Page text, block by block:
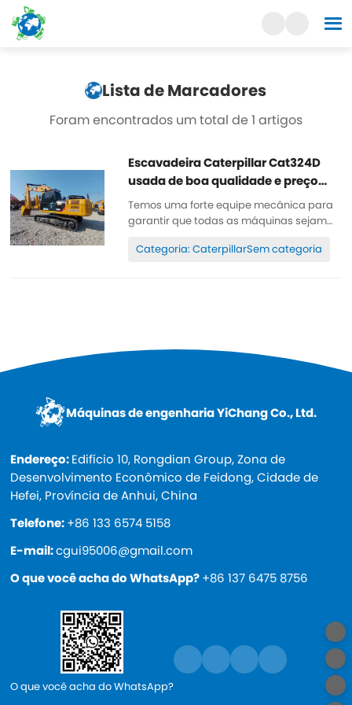
Lista de Marcadores
Foram encontrados um total de 1 artigos
Escavadeira Caterpillar Cat324D
usada de boa qualidade e preço
baixo
Temos uma forte equipe mecânica para
garantir que todas as máquinas sejam
100% original. Todas as peças são bem
Categoria: CaterpillarSem categoria
Máquinas de engenharia YiChang Co., Ltd.
Endereço:Edifício 10, Rongdian Group, Zona de
Desenvolvimento Econômico de Feidong, Cidade de
Hefei, Província de Anhui, China
Telefone:+86 133 6574 5158
E-mail:cgui95006@gmail.com
O que você acha do WhatsApp?+86 137 6475 8756
O que você acha do WhatsApp?